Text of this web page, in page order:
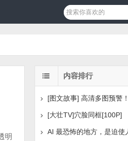
明
内容排行
[大壮TV]穴脸同框[100P]
AI 最恐怖的地方，是迫使